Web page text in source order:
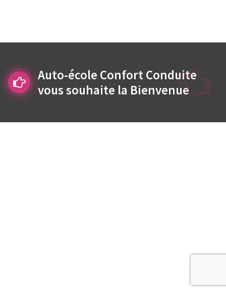
Auto-école Confort Conduite
vous souhaite la Bienvenue